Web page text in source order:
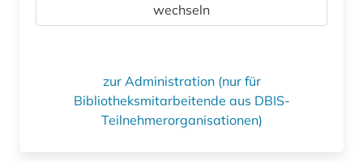
wechseln
zur Administration (nur für
Bibliotheksmitarbeitende aus DBIS-
Teilnehmerorganisationen)